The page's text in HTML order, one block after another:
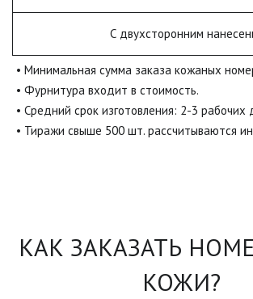
С двухсторонним
• Минимальная сумма заказа кожаных
• Фурнитура входит в стоимость.
• Средний срок изготовления: 2-3 рабочих
• Тиражи свыше 500 шт. рассчитываются
КАК ЗАКАЗАТЬ
КОЖИ?